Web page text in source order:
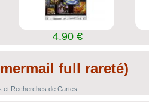
4.90 €
full rareté)
et Recherches de Cartes